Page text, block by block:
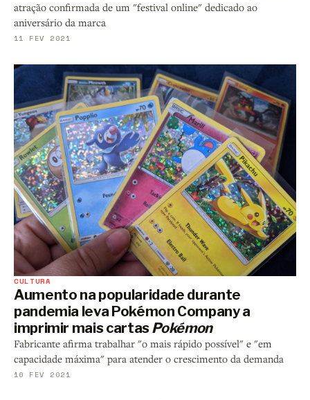
atração confirmada de um "festival online" dedicado ao
aniversário da marca
11 FEV 2021
CULTURA
Aumento na popularidade durante
pandemia leva Pokémon Company a
imprimir mais cartasPokémon
Fabricante afirma trabalhar "o mais rápido possível" e "em
capacidade máxima" para atender o crescimento da demanda
10 FEV 2021